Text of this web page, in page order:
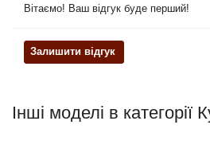
Вітаємо! Ваш відгук буде перший!
Залишити відгук
Інші моделі в категорії